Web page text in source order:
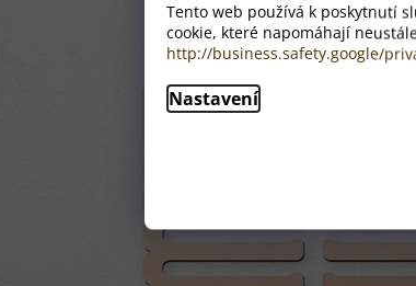
Tento web používá k poskytnutí
cookie, které napomáhají
http://business.safety.google/
Nastavení